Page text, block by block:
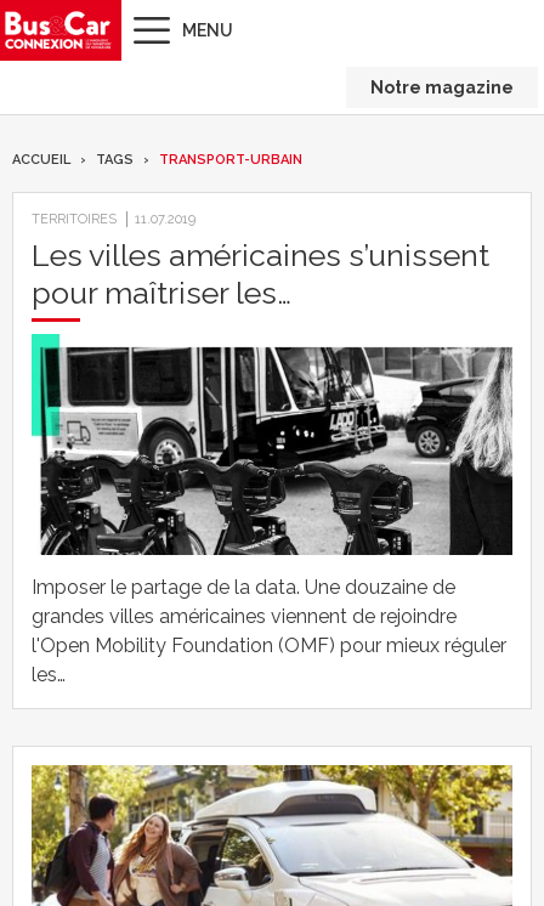
MENU
Notre magazine
ACCUEIL TAGS TRANSPORT-URBAIN
TERRITOIRES 11.07.2019
Les villes américaines s’unissent
pour maîtriser les…
Imposer le partage de la data. Une douzaine de
grandes villes américaines viennent de rejoindre
l'Open Mobility Foundation (OMF) pour mieux réguler
les…